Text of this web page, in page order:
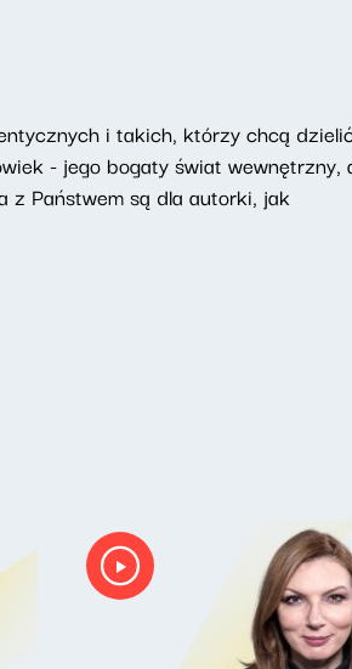
i takich, którzy chcą
- jego bogaty świat wewnętrzny,
z Państwem są dla autorki, jak